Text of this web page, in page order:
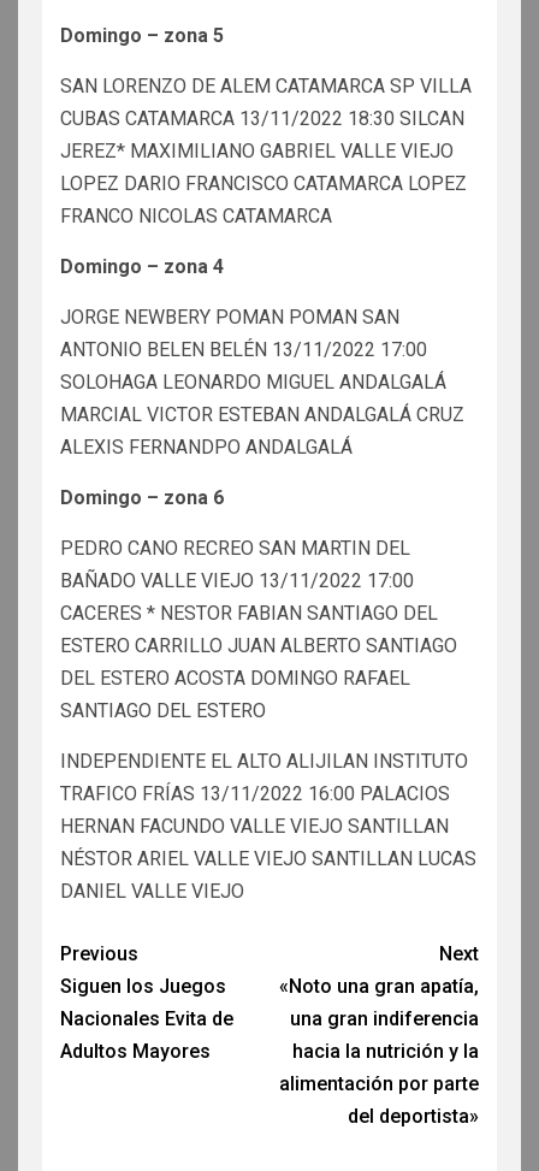
Domingo – zona 5
SAN LORENZO DE ALEM CATAMARCA SP VILLA
CUBAS CATAMARCA 13/11/2022 18:30 SILCAN
JEREZ* MAXIMILIANO GABRIEL VALLE VIEJO
LOPEZ DARIO FRANCISCO CATAMARCA LOPEZ
FRANCO NICOLAS CATAMARCA
Domingo – zona 4
JORGE NEWBERY POMAN POMAN SAN
ANTONIO BELEN BELÉN 13/11/2022 17:00
SOLOHAGA LEONARDO MIGUEL ANDALGALÁ
MARCIAL VICTOR ESTEBAN ANDALGALÁ CRUZ
ALEXIS FERNANDPO ANDALGALÁ
Domingo – zona 6
PEDRO CANO RECREO SAN MARTIN DEL
BAÑADO VALLE VIEJO 13/11/2022 17:00
CACERES * NESTOR FABIAN SANTIAGO DEL
ESTERO CARRILLO JUAN ALBERTO SANTIAGO
DEL ESTERO ACOSTA DOMINGO RAFAEL
SANTIAGO DEL ESTERO
INDEPENDIENTE EL ALTO ALIJILAN INSTITUTO
TRAFICO FRÍAS 13/11/2022 16:00 PALACIOS
HERNAN FACUNDO VALLE VIEJO SANTILLAN
NÉSTOR ARIEL VALLE VIEJO SANTILLAN LUCAS
DANIEL VALLE VIEJO
Previous
Siguen los Juegos
Nacionales Evita de
Adultos Mayores
Next
«Noto una gran apatía,
una gran indiferencia
hacia la nutrición y la
alimentación por parte
del deportista»